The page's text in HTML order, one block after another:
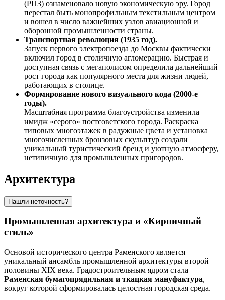
(РПЗ) ознаменовало новую экономическую эру. Город
перестал быть монопрофильным текстильным центром
и вошел в число важнейших узлов авиационной и
оборонной промышленности страны.
Транспортная революция (1935 год).
Запуск первого электропоезда до Москвы фактически
включил город в столичную агломерацию. Быстрая и
доступная связь с мегаполисом определила дальнейший
рост города как популярного места для жизни людей,
работающих в столице.
Формирование нового визуального кода (2000-е
годы).
Масштабная программа благоустройства изменила
имидж «серого» постсоветского города. Раскраска
типовых многоэтажек в радужные цвета и установка
многочисленных бронзовых скульптур создали
уникальный туристический бренд и уютную атмосферу,
нетипичную для промышленных пригородов.
Архитектура
Нашли неточность?
Промышленная архитектура и «Кирпичный
стиль»
Основой исторического центра Раменского является
уникальный ансамбль промышленной архитектуры второй
половины XIX века. Градостроительным ядром стала
Раменская бумагопрядильная и ткацкая мануфактура,
вокруг которой сформировалась целостная городская среда.